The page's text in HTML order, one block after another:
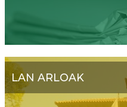
LAN ARLOAK